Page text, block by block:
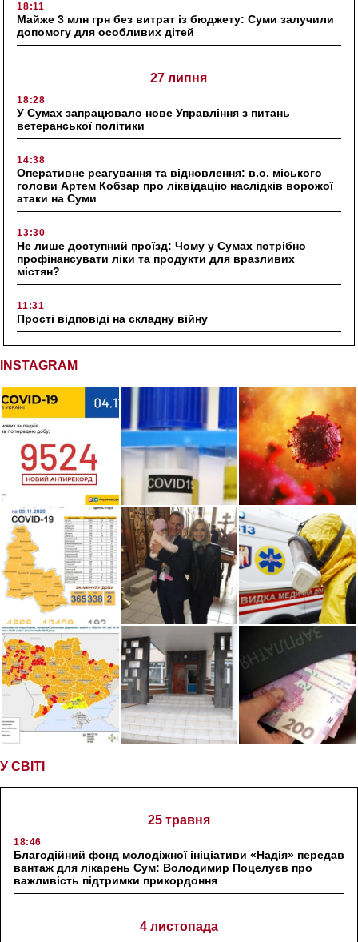
18:11
Майже 3 млн грн без витрат із бюджету: Суми залучили
допомогу для особливих дітей
27 липня
18:28
У Сумах запрацювало нове Управління з питань
ветеранської політики
14:38
Оперативне реагування та відновлення: в.о. міського
голови Артем Кобзар про ліквідацію наслідків ворожої
атаки на Суми
13:30
Не лише доступний проїзд: Чому у Сумах потрібно
профінансувати ліки та продукти для вразливих
містян?
11:31
Прості відповіді на складну війну
INSTAGRAM
У СВІТІ
25 травня
18:46
Благодійний фонд молодіжної ініціативи «Надія» передав
вантаж для лікарень Сум: Володимир Поцелуєв про
важливість підтримки прикордоння
4 листопада